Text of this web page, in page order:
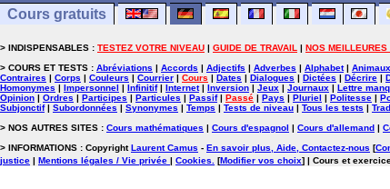
Cours gratuits
> INDISPENSABLES : TESTEZ VOTRE NIVEAU | GUIDE DE TRAVAIL | NOS MEILLEURES
> COURS ET TESTS : Abréviations | Accords | Adjectifs | Adverbes | Alphabet| Animaux
Contraires | Corps | Couleurs | Courrier | Cours | Dates | Dialogues | Dictées | Décrire |
Homonymes | Impersonnel | Infinitif| Internet| Inversion | Jeux | Journaux | Lettre
Opinion | Ordres | Participes | Particules | Passif| Passé | Pays | Pluriel | Politesse |
Subjonctif| Subordonnées | Synonymes | Temps | Tests de niveau | Tous les tests |
> NOS AUTRES SITES : Cours mathématiques | Cours d'espagnol | Cours d'allemand |
> INFORMATIONS : CopyrightLaurent Camus - En savoir plus, Aide, Contactez-nous [
justice | Mentions légales / Vie privée | Cookies [Modifier vos choix] | Cours et